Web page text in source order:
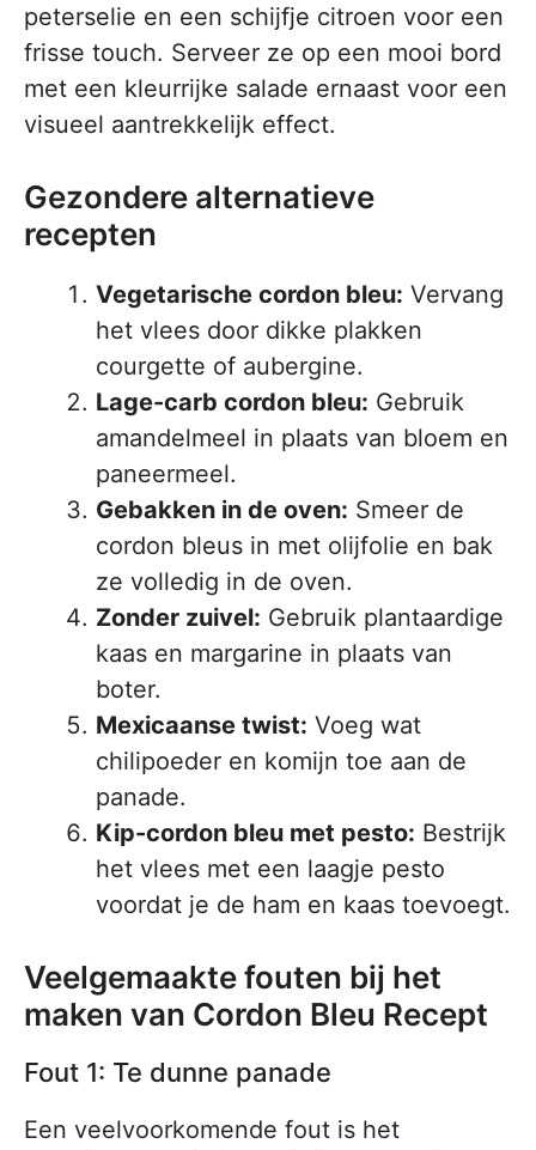
peterselie en een schijfje citroen voor een
frisse touch. Serveer ze op een mooi bord
met een kleurrijke salade ernaast voor een
visueel aantrekkelijk effect.
Gezondere alternatieve
recepten
Vegetarische cordon bleu: Vervang
het vlees door dikke plakken
courgette of aubergine.
Lage-carb cordon bleu: Gebruik
amandelmeel in plaats van bloem en
paneermeel.
Gebakken in de oven: Smeer de
cordon bleus in met olijfolie en bak
ze volledig in de oven.
Zonder zuivel: Gebruik plantaardige
kaas en margarine in plaats van
boter.
Mexicaanse twist: Voeg wat
chilipoeder en komijn toe aan de
panade.
Kip-cordon bleu met pesto: Bestrijk
het vlees met een laagje pesto
voordat je de ham en kaas toevoegt.
Veelgemaakte fouten bij het
maken van Cordon Bleu Recept
Fout 1: Te dunne panade
Een veelvoorkomende fout is het